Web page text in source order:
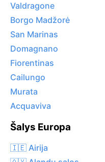
Valdragone
Borgo Madžorė
San Marinas
Domagnano
Fiorentinas
Cailungo
Murata
Acquaviva
Šalys Europa
🇮🇪 Airija